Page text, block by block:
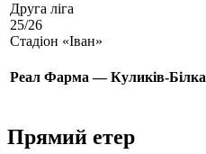
Друга ліга
25/26
Стадіон «Іван»
Реал Фарма — Куликів-Білка
Прямий етер